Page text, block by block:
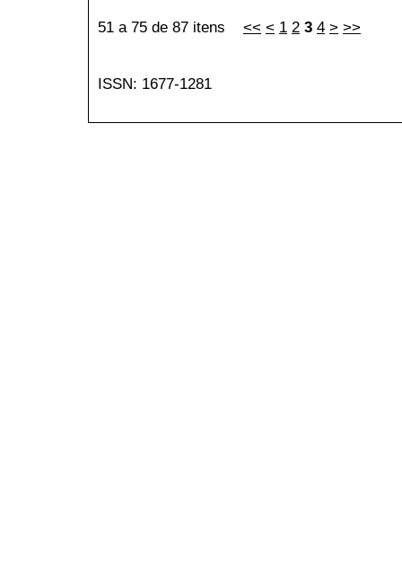
51 a 75 de 87 itens << < 1 2 3 4 > >>
ISSN: 1677-1281